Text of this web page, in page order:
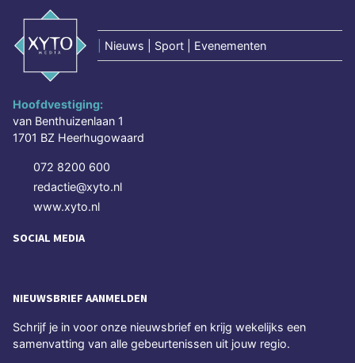
Nieuws | Sport | Evenementen
Hoofdvestiging:
van Benthuizenlaan 1
1701 BZ Heerhugowaard
072 8200 600
redactie@xyto.nl
www.xyto.nl
SOCIAL MEDIA
NIEUWSBRIEF AANMELDEN
Schrijf je in voor onze nieuwsbrief en krijg wekelijks een
samenvatting van alle gebeurtenissen uit jouw regio.